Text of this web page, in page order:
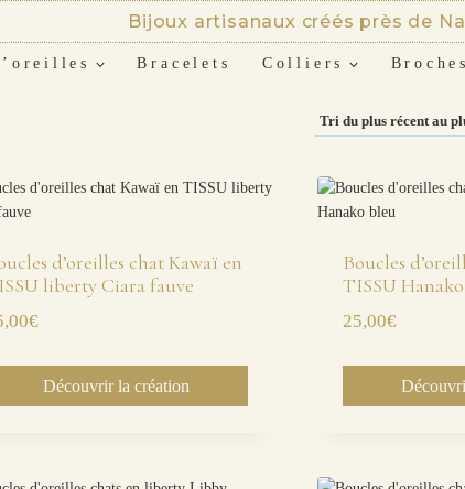
Bijoux artisanaux créés près de
Bracelets Colliers Broches
d’oreilles chat Kawaï en
liberty Ciara fauve
€
Découvrir la création
Boucles
TISSU
25,00€